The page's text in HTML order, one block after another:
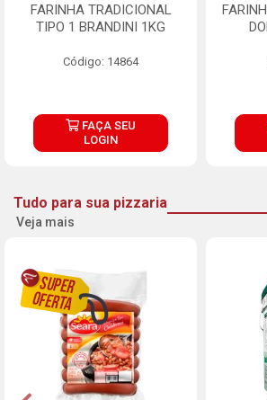
FARINHA TRADICIONAL
TIPO 1 BRANDINI 1KG
Código: 14864
FAÇA SEU
LOGIN
Tudo para sua pizzaria
Veja mais